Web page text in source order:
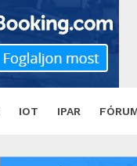
IOT IPAR